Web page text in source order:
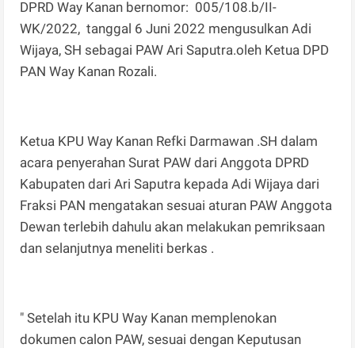
DPRD Way Kanan bernomor: 005/108.b/II-
WK/2022, tanggal 6 Juni 2022 mengusulkan Adi
Wijaya, SH sebagai PAW Ari Saputra.oleh Ketua DPD
PAN Way Kanan Rozali.
Ketua KPU Way Kanan Refki Darmawan .SH dalam
acara penyerahan Surat PAW dari Anggota DPRD
Kabupaten dari Ari Saputra kepada Adi Wijaya dari
Fraksi PAN mengatakan sesuai aturan PAW Anggota
Dewan terlebih dahulu akan melakukan pemriksaan
dan selanjutnya meneliti berkas .
" Setelah itu KPU Way Kanan memplenokan
dokumen calon PAW, sesuai dengan Keputusan